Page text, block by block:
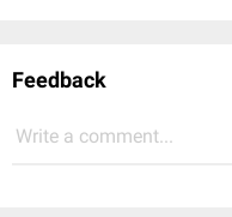
Feedback
Write a comment...